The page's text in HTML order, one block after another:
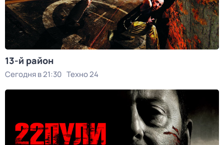
13-й район
Сегодня в 21:30 Техно 24